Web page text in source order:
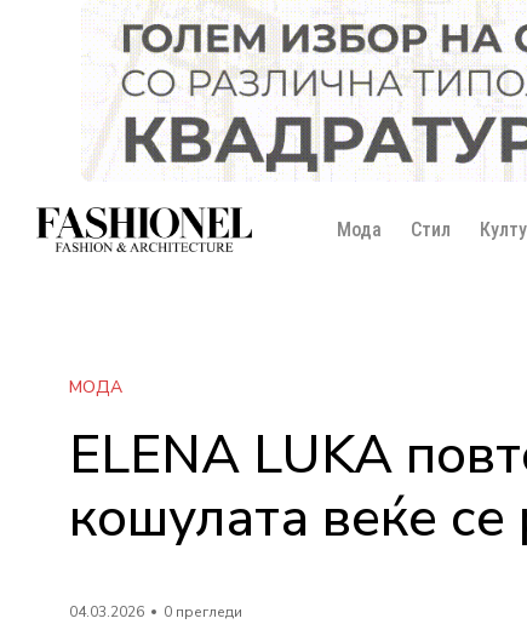
Мода Стил
МОДА
ELENA LUKA
кошулата веќе
04.03.2026 0 прегледи